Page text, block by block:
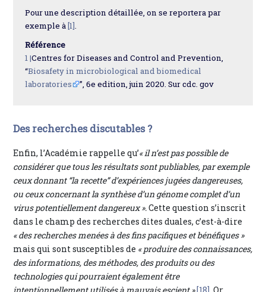
Pour une description détaillée, on se reportera par
exemple à[1].
Référence
1 |Centres for Diseases and Control and Prevention,
“Biosafety in microbiological and biomedical
laboratories
”, 6e edition, juin 2020. Sur cdc. gov
Des recherches discutables ?
Enfin, l’Académie rappelle qu’« il n’est pas possible de
considérer que tous les résultats sont publiables, par exemple
ceux donnant “la recette” d’expériences jugées dangereuses,
ou ceux concernant la synthèse d’un génome complet d’un
virus potentiellement dangereux ».Cette question s’inscrit
dans le champ des recherches dites duales, c’est-à-dire
« des recherches menées à des fins pacifiques et bénéfiques »
mais qui sont susceptibles de « produire des connaissances,
des informations, des méthodes, des produits ou des
technologies qui pourraient également être